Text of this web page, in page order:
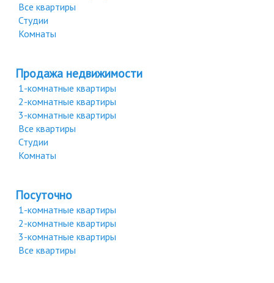
Все квартиры
Студии
Комнаты
Продажа недвижимости
1-комнатные квартиры
2-комнатные квартиры
3-комнатные квартиры
Все квартиры
Студии
Комнаты
Посуточно
1-комнатные квартиры
2-комнатные квартиры
3-комнатные квартиры
Все квартиры